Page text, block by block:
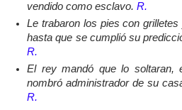
vendido como esclavo.R.
Le trabaron los pies con
hasta que se cumplió su
R.
El rey mandó que lo soltaran,
nombró administrador de su
R.